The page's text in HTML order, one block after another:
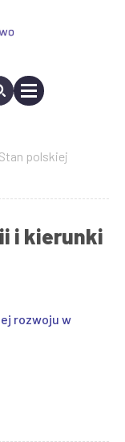
Stan polskiej
i kierunki
rozwoju w